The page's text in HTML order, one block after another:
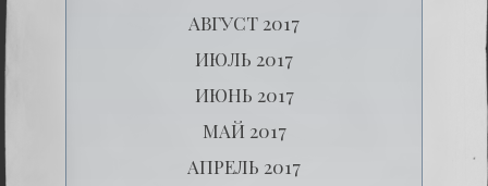
АВГУСТ 2017
ИЮЛЬ 2017
ИЮНЬ 2017
МАЙ 2017
АПРЕЛЬ 2017